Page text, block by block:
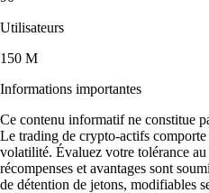
Utilisateurs
150 M
Informations importantes
Ce contenu informatif ne constitue
Le trading de crypto-actifs comporte
volatilité. Évaluez votre tolérance
récompenses et avantages sont
de détention de jetons, modifiables